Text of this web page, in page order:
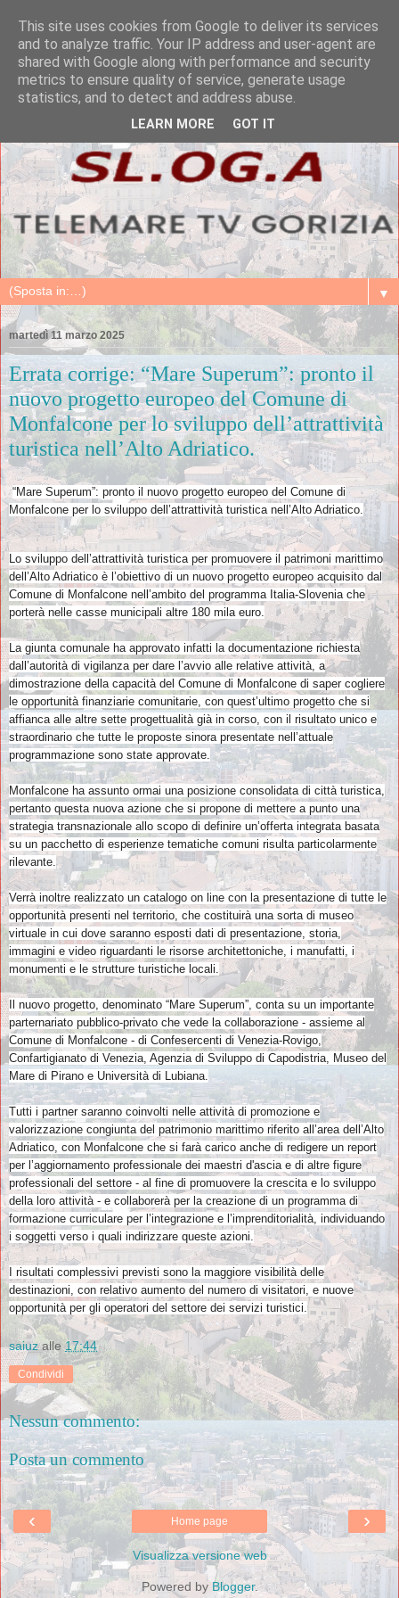
▼
martedì 11 marzo 2025
Errata corrige: “Mare Superum”: pronto il
nuovo progetto europeo del Comune di
Monfalcone per lo sviluppo dell’attrattività
turistica nell’Alto Adriatico.
“Mare Superum”: pronto il nuovo progetto europeo del Comune di
Monfalcone per lo sviluppo dell’attrattività turistica nell’Alto Adriatico.
Lo sviluppo dell’attrattività turistica per promuovere il patrimoni marittimo
dell’Alto Adriatico è l’obiettivo di un nuovo progetto europeo acquisito dal
Comune di Monfalcone nell’ambito del programma Italia-Slovenia che
porterà nelle casse municipali altre 180 mila euro.
La giunta comunale ha approvato infatti la documentazione richiesta
dall’autorità di vigilanza per dare l’avvio alle relative attività, a
dimostrazione della capacità del Comune di Monfalcone di saper cogliere
le opportunità finanziarie comunitarie, con quest’ultimo progetto che si
affianca alle altre sette progettualità già in corso, con il risultato unico e
straordinario che tutte le proposte sinora presentate nell’attuale
programmazione sono state approvate.
Monfalcone ha assunto ormai una posizione consolidata di città turistica,
pertanto questa nuova azione che si propone di mettere a punto una
strategia transnazionale allo scopo di definire un’offerta integrata basata
su un pacchetto di esperienze tematiche comuni risulta particolarmente
rilevante.
Verrà inoltre realizzato un catalogo on line con la presentazione di tutte le
opportunità presenti nel territorio, che costituirà una sorta di museo
virtuale in cui dove saranno esposti dati di presentazione, storia,
immagini e video riguardanti le risorse architettoniche, i manufatti, i
monumenti e le strutture turistiche locali.
Il nuovo progetto, denominato “Mare Superum”, conta su un importante
parternariato pubblico-privato che vede la collaborazione - assieme al
Comune di Monfalcone - di Confesercenti di Venezia-Rovigo,
Confartigianato di Venezia, Agenzia di Sviluppo di Capodistria, Museo del
Mare di Pirano e Università di Lubiana.
Tutti i partner saranno coinvolti nelle attività di promozione e
valorizzazione congiunta del patrimonio marittimo riferito all’area dell’Alto
Adriatico, con Monfalcone che si farà carico anche di redigere un report
per l’aggiornamento professionale dei maestri d'ascia e di altre figure
professionali del settore - al fine di promuovere la crescita e lo sviluppo
della loro attività - e collaborerà per la creazione di un programma di
formazione curriculare per l’integrazione e l’imprenditorialità, individuando
i soggetti verso i quali indirizzare queste azioni.
I risultati complessivi previsti sono la maggiore visibilità delle
destinazioni, con relativo aumento del numero di visitatori, e nuove
opportunità per gli operatori del settore dei servizi turistici.
saiuz alle17:44
Condividi
Nessun commento:
Posta un commento
‹ ›
Home page
Visualizza versione web
Powered by Blogger.
This site uses cookies from Google to deliver its services
and to analyze traffic. Your IP address and user-agent are
shared with Google along with performance and security
metrics to ensure quality of service, generate usage
statistics, and to detect and address abuse.
LEARN MORE GOT IT